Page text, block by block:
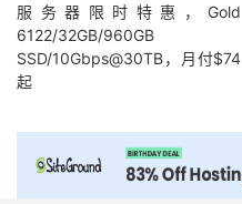
服务器限时特惠，Gold
6122/32GB/960GB
SSD/10Gbps@30TB，月付$74
起